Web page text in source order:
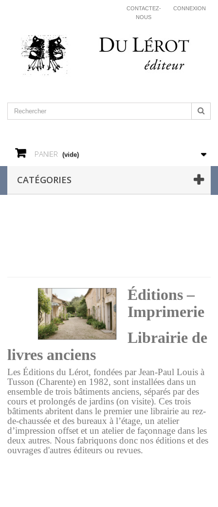
CONNEXION
CONTACTEZ-
NOUS
PANIER (vide)
CATÉGORIES
Éditions –
Imprimerie
Librairie de
livres anciens
Les Éditions du Lérot, fondées par Jean-Paul Louis à
Tusson (Charente) en 1982, sont installées dans un
ensemble de trois bâtiments anciens, séparés par des
cours et prolongés de jardins (on visite). Ces trois
bâtiments abritent dans le premier une librairie au rez-
de-chaussée et des bureaux à l’étage, un atelier
d’impression offset et un atelier de façonnage dans les
deux autres. Nous fabriquons donc nos éditions et des
ouvrages d'autres éditeurs ou revues.